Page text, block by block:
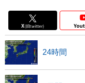
24時間